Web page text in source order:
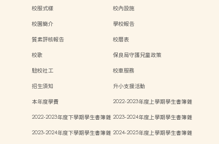
校服式樣
校內設施
校園簡介
學校報告
質素評核報告
校曆表
校歌
保良局守護兒童政策
駐校社工
校車服務
招生須知
升小支援活動
本年度學費
2022-2023年度上學期學生書簿雜
2022-2023年度下學期學生書簿雜 2023-2024年度上學期學生書簿雜
2023-2024年度下學期學生書簿雜 2024-2025年度上學期學生書簿雜